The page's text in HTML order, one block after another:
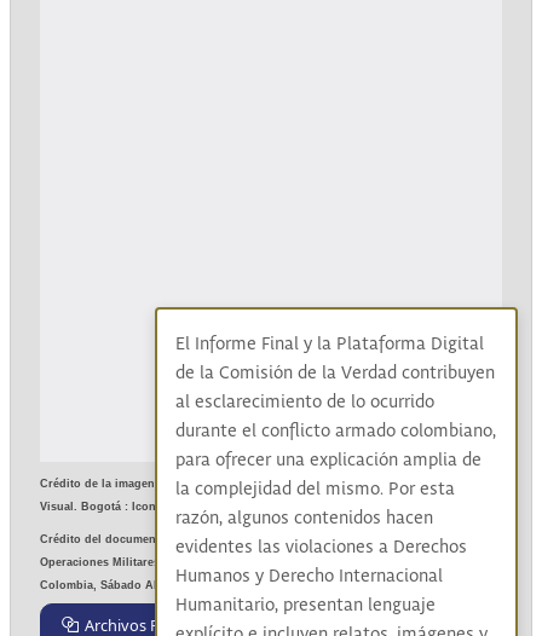
Crédito de la imagen: La Época: reportajes de una historia vetada, OjoRojo Fábrica
Visual. Bogotá : Icono Editorial, 2022.
Crédito del documento: Reportaje Gráfico en la Zona de la Violencia. Las
Operaciones Militares en las Montañas de Villarica. Página 1-A, Bogotá D.E.,
Colombia, Sábado Abril 23—1955. Archivo El Espectador. COMUNICAN S.A.
Archivos Relacionados
El Informe Final y la Plataforma Digital
de la Comisión de la Verdad contribuyen
al esclarecimiento de lo ocurrido
durante el conflicto armado colombiano,
para ofrecer una explicación amplia de
la complejidad del mismo. Por esta
razón, algunos contenidos hacen
evidentes las violaciones a Derechos
Humanos y Derecho Internacional
Humanitario, presentan lenguaje